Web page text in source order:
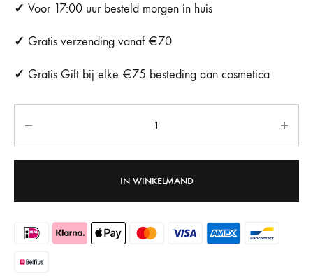
✓ Voor 17:00 uur besteld morgen in huis
✓ Gratis verzending vanaf €70
✓ Gratis Gift bij elke €75 besteding aan cosmetica
IN WINKELMAND